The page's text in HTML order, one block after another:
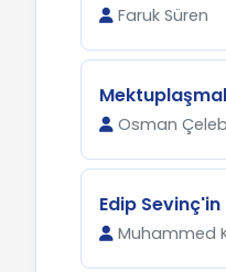
Faruk Süren
Osman
Edip
Muhammed